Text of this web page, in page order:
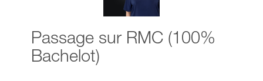
Passage sur RMC (100%
Bachelot)